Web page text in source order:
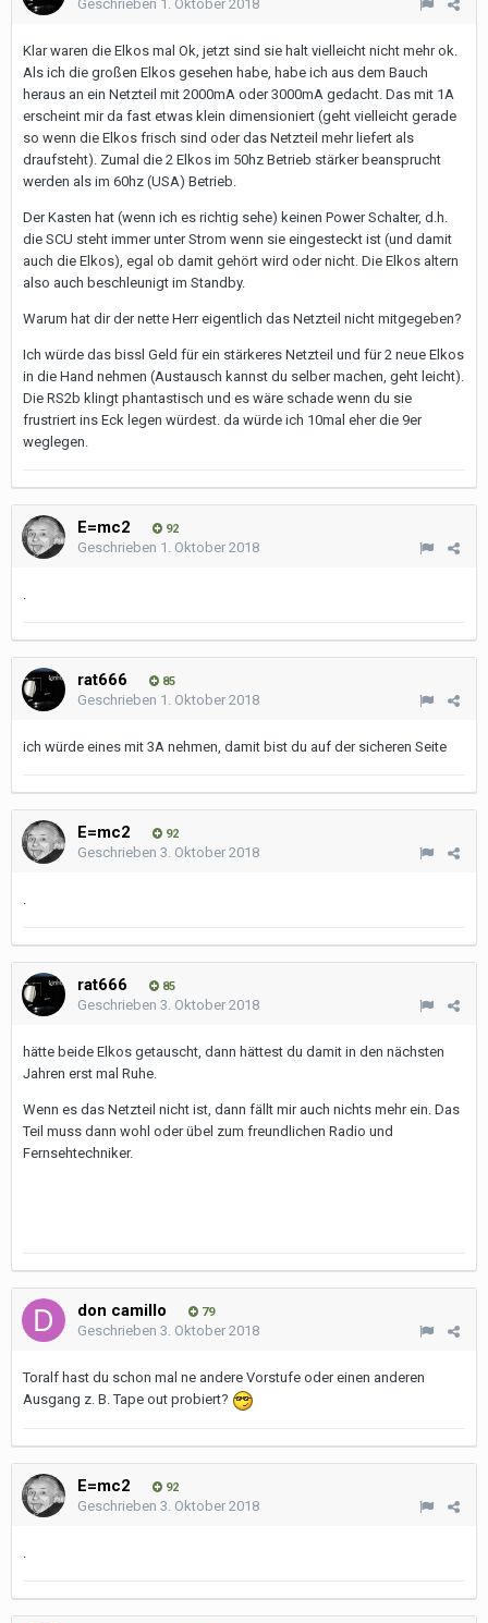
Geschrieben 1. Oktober 2018
Klar waren die Elkos mal Ok, jetzt sind sie halt vielleicht nicht mehr ok.
Als ich die großen Elkos gesehen habe, habe ich aus dem Bauch
heraus an ein Netzteil mit 2000mA oder 3000mA gedacht. Das mit 1A
erscheint mir da fast etwas klein dimensioniert (geht vielleicht gerade
so wenn die Elkos frisch sind oder das Netzteil mehr liefert als
draufsteht). Zumal die 2 Elkos im 50hz Betrieb stärker beansprucht
werden als im 60hz (USA) Betrieb.
Der Kasten hat (wenn ich es richtig sehe) keinen Power Schalter, d.h.
die SCU steht immer unter Strom wenn sie eingesteckt ist (und damit
auch die Elkos), egal ob damit gehört wird oder nicht. Die Elkos altern
also auch beschleunigt im Standby.
Warum hat dir der nette Herr eigentlich das Netzteil nicht mitgegeben?
Ich würde das bissl Geld für ein stärkeres Netzteil und für 2 neue Elkos
in die Hand nehmen (Austausch kannst du selber machen, geht leicht).
Die RS2b klingt phantastisch und es wäre schade wenn du sie
frustriert ins Eck legen würdest. da würde ich 10mal eher die 9er
weglegen.
E=mc2 92
Geschrieben 1. Oktober 2018
.
rat666 85
Geschrieben 1. Oktober 2018
ich würde eines mit 3A nehmen, damit bist du auf der sicheren Seite
E=mc2 92
Geschrieben 3. Oktober 2018
.
rat666 85
Geschrieben 3. Oktober 2018
hätte beide Elkos getauscht, dann hättest du damit in den nächsten
Jahren erst mal Ruhe.
Wenn es das Netzteil nicht ist, dann fällt mir auch nichts mehr ein. Das
Teil muss dann wohl oder übel zum freundlichen Radio und
Fernsehtechniker.
don camillo 79
Geschrieben 3. Oktober 2018
Toralf hast du schon mal ne andere Vorstufe oder einen anderen
Ausgang z. B. Tape out probiert?
E=mc2 92
Geschrieben 3. Oktober 2018
.